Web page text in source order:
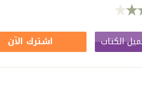
الآن
الكتاب اشترك الآن